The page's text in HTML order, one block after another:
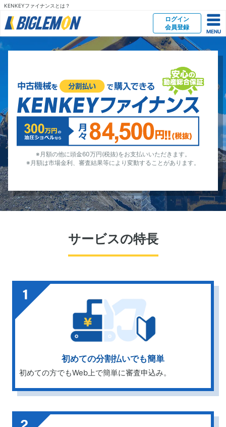
KENKEYファイナンスとは？
ログイン
会員登録
※月額の他に頭金60万円(税抜)をお支払いいただきます。
※月額は市場金利、審査結果等により変動することがあります。
サービスの特長
初めての分割払いでも簡単
初めての方でもWeb上で簡単に審査申込み。